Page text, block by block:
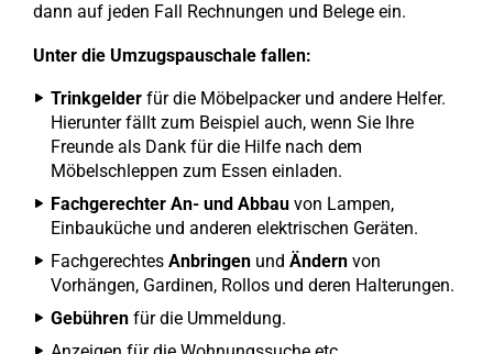
dann auf jeden Fall Rechnungen und Belege ein.
Unter die Umzugspauschale fallen:
Trinkgelder für die Möbelpacker und andere Helfer.
Hierunter fällt zum Beispiel auch, wenn Sie Ihre
Freunde als Dank für die Hilfe nach dem
Möbelschleppen zum Essen einladen.
Fachgerechter An- und Abbau von Lampen,
Einbauküche und anderen elektrischen Geräten.
Fachgerechtes Anbringen und Ändern von
Vorhängen, Gardinen, Rollos und deren Halterungen.
Gebühren für die Ummeldung.